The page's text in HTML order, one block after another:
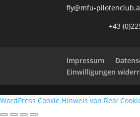
fly@mfu-
+43
Impressum
Einwilligungen
WordPress Cookie Hinweis von Real